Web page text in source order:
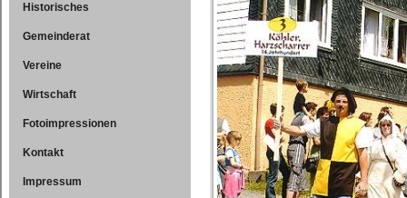
Historisches
Gemeinderat
Vereine
Wirtschaft
Fotoimpressionen
Kontakt
Impressum